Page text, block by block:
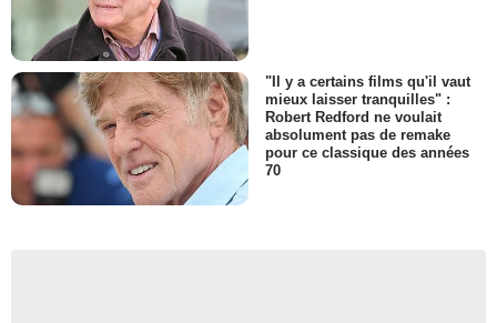
"Il y a certains films qu'il vaut
mieux laisser tranquilles" :
Robert Redford ne voulait
absolument pas de remake
pour ce classique des années
70